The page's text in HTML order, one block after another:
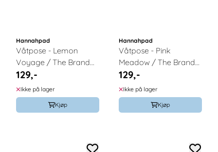
Hannahpad
Våtpose - Lemon
Voyage / The Brand
Hannah
129,-
Ikke på lager
Kjøp
Hannahpad
Våtpose - Pink
Meadow / The Brand
Hannah
129,-
Ikke på lager
Kjøp